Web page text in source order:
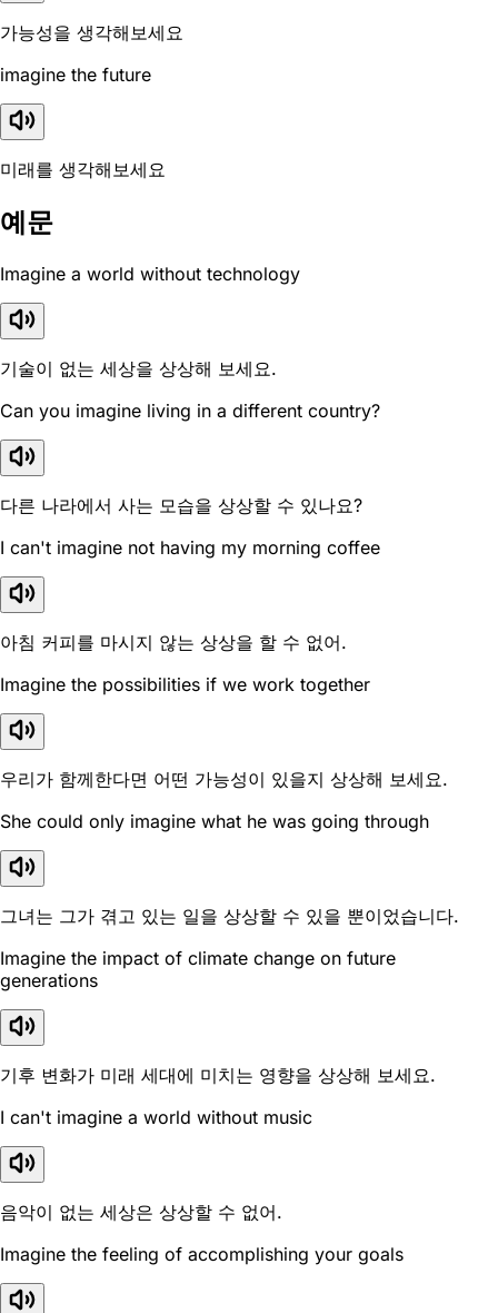
가능성을 생각해보세요
imagine the future
미래를 생각해보세요
예문
Imagine a world without technology
기술이 없는 세상을 상상해 보세요.
Can you imagine living in a different country?
다른 나라에서 사는 모습을 상상할 수 있나요?
I can't imagine not having my morning coffee
아침 커피를 마시지 않는 상상을 할 수 없어.
Imagine the possibilities if we work together
우리가 함께한다면 어떤 가능성이 있을지 상상해 보세요.
She could only imagine what he was going through
그녀는 그가 겪고 있는 일을 상상할 수 있을 뿐이었습니다.
Imagine the impact of climate change on future
generations
기후 변화가 미래 세대에 미치는 영향을 상상해 보세요.
I can't imagine a world without music
음악이 없는 세상은 상상할 수 없어.
Imagine the feeling of accomplishing your goals